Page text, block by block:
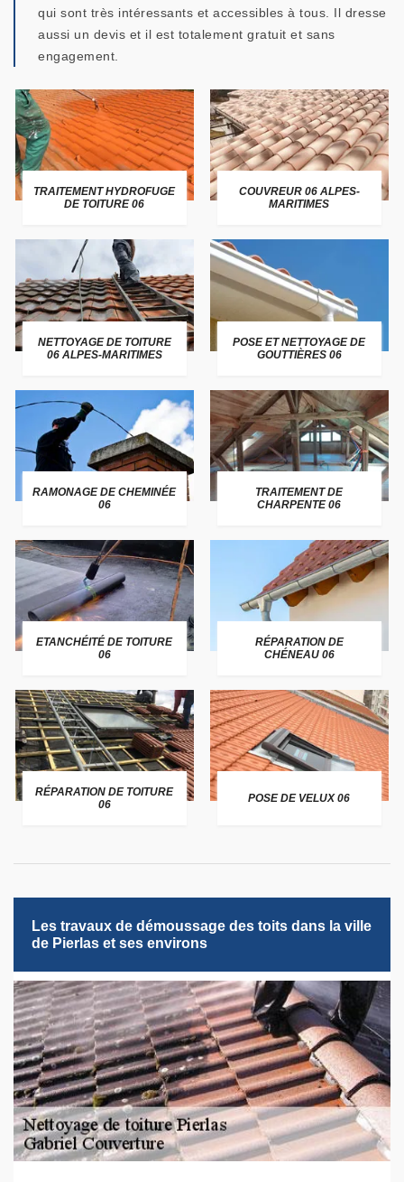
qui sont très intéressants et accessibles à tous. Il dresse
aussi un devis et il est totalement gratuit et sans
engagement.
TRAITEMENT HYDROFUGE
DE TOITURE 06
COUVREUR 06 ALPES-
MARITIMES
NETTOYAGE DE TOITURE
06 ALPES-MARITIMES
POSE ET NETTOYAGE DE
GOUTTIÈRES 06
RAMONAGE DE CHEMINÉE
06
TRAITEMENT DE
CHARPENTE 06
ETANCHÉITÉ DE TOITURE
06
RÉPARATION DE
CHÉNEAU 06
RÉPARATION DE TOITURE
06
POSE DE VELUX 06
Les travaux de démoussage des toits dans la ville
de Pierlas et ses environs